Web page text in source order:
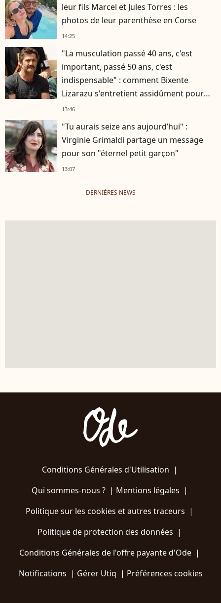
leur fils Marcel et Jules Torres : les
photos de leur parenthèse en Corse
14:25
"La musculation passé 40 ans, c'est
important, passé 50 ans, c'est
indispensable" : comment Bixente
Lizarazu s'entretient assidûment pour
rester musclé à 56 ans ?
13:46
"Tu aurais seize ans aujourd’hui" :
Virginie Grimaldi partage un message
pour son "éternel petit garçon"
13:07
DERNIÈRES NEWS
Conditions Générales d'Utilisation |
Qui sommes-nous ?| Mentions légales |
Politique sur les cookies et autres traceurs |
Politique de protection des données |
Conditions Générales de l'offre payante d'Ode |
Notifications | Gérer Utiq | Préférences cookies